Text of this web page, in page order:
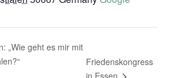
„Wie geht es mir mit
Friedenskongress